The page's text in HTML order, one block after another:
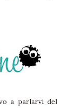
a parlarvi del